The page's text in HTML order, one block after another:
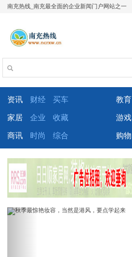
南充热线_南充最全面的企业新闻门户网站之一
资讯 财经 买车 教育
家居 企业 收藏 游戏
商讯 时尚 综合 购物
Previous